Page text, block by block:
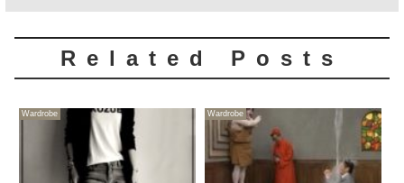
Related Posts
Wardrobe Wardrobe